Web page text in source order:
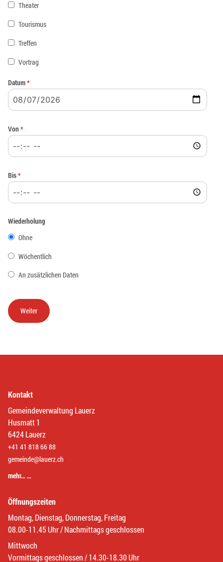
Theater
Tourismus
Treffen
Vortrag
Datum*
Von*
Bis*
Wiederholung
Ohne
Wöchentlich
An zusätzlichen Daten
Kontakt
Gemeindeverwaltung Lauerz
Husmatt 1
6424 Lauerz
+41 41 818 66 88
gemeinde@lauerz.ch
mehr… …
Öffnungszeiten
Montag, Dienstag, Donnerstag, Freitag
08.00-11.45 Uhr / Nachmittags geschlossen
Mittwoch
Vormittags geschlossen / 14.30-18.30 Uhr